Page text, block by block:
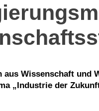
Wissenschaft und
„Industrie der